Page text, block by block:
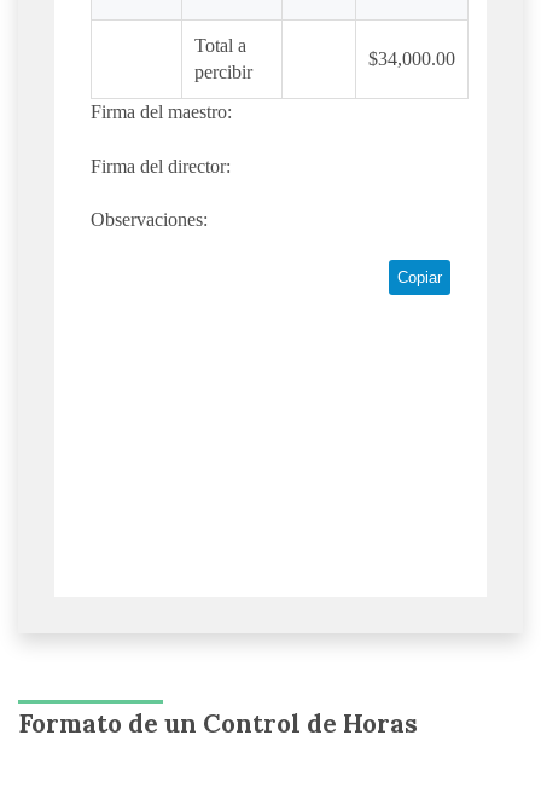
Total a
percibir
$34,000.00
Firma del maestro:
Firma del director:
Observaciones:
Copiar
Formato de un Control de Horas